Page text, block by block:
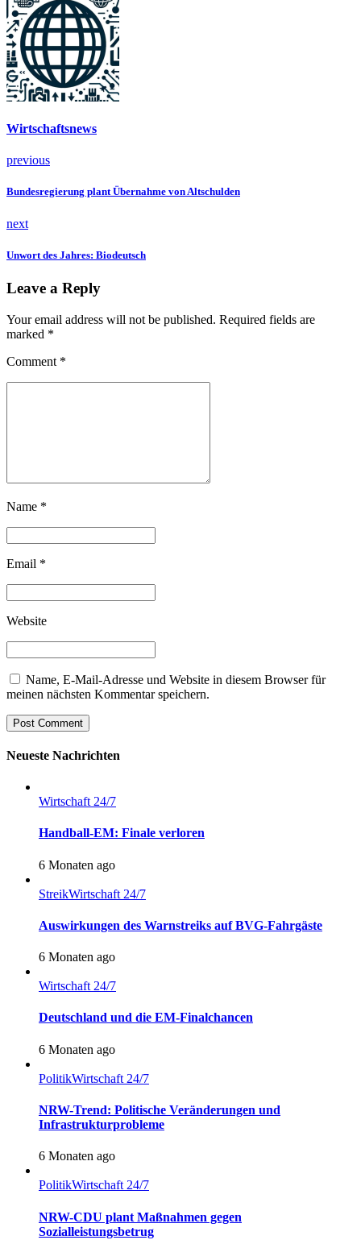
Wirtschaftsnews
previous
Bundesregierung plant Übernahme von Altschulden
next
Unwort des Jahres: Biodeutsch
Leave a Reply
Your email address will not be published. Required fields are
marked *
Comment *
Name *
Email *
Website
Name, E-Mail-Adresse und Website in diesem Browser für
meinen nächsten Kommentar speichern.
Post Comment
Neueste Nachrichten
Wirtschaft 24/7
Handball-EM: Finale verloren
6 Monaten ago
StreikWirtschaft 24/7
Auswirkungen des Warnstreiks auf BVG-Fahrgäste
6 Monaten ago
Wirtschaft 24/7
Deutschland und die EM-Finalchancen
6 Monaten ago
PolitikWirtschaft 24/7
NRW-Trend: Politische Veränderungen und
Infrastrukturprobleme
6 Monaten ago
PolitikWirtschaft 24/7
NRW-CDU plant Maßnahmen gegen
Sozialleistungsbetrug